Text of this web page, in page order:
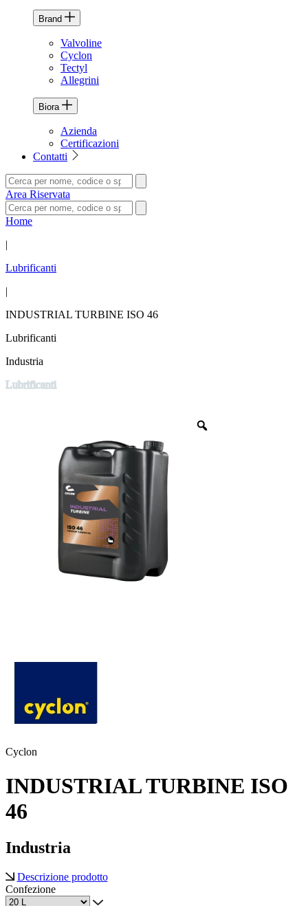
Brand
Valvoline
Cyclon
Tectyl
Allegrini
Biora
Azienda
Certificazioni
Contatti
Area Riservata
Home
|
Lubrificanti
|
INDUSTRIAL TURBINE ISO 46
Lubrificanti
Industria
Lubrificanti
Cyclon
INDUSTRIAL TURBINE ISO
46
Industria
Descrizione prodotto
Confezione